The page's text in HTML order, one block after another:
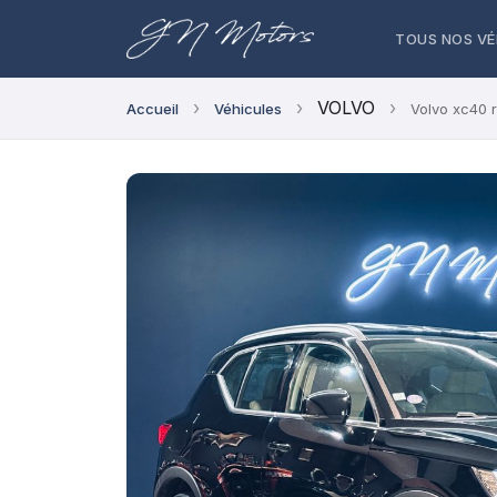
TOUS NOS
Accueil › Véhicules › VOLVO › Volvo xc40